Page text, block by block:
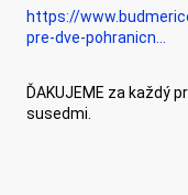
https://
pre-dve-pohranicn...
ĎAKUJEME za každý
susedmi.